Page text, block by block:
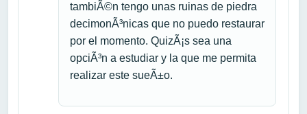
tambiÃ©n tengo unas ruinas de piedra
decimonÃ³nicas que no puedo restaurar
por el momento. QuizÃ¡s sea una
opciÃ³n a estudiar y la que me permita
realizar este sueÃ±o.